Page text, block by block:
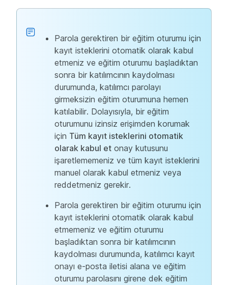
Parola gerektiren bir eğitim oturumu için
kayıt isteklerini otomatik olarak kabul
etmeniz ve eğitim oturumu başladıktan
sonra bir katılımcının kaydolması
durumunda, katılımcı parolayı
girmeksizin eğitim oturumuna hemen
katılabilir. Dolayısıyla, bir eğitim
oturumunu izinsiz erişimden korumak
için Tüm kayıt isteklerini otomatik
olarak kabul et onay kutusunu
işaretlememeniz ve tüm kayıt isteklerini
manuel olarak kabul etmeniz veya
reddetmeniz gerekir.
Parola gerektiren bir eğitim oturumu için
kayıt isteklerini otomatik olarak kabul
etmemeniz ve eğitim oturumu
başladıktan sonra bir katılımcının
kaydolması durumunda, katılımcı kayıt
onayı e-posta iletisi alana ve eğitim
oturumu parolasını girene dek eğitim